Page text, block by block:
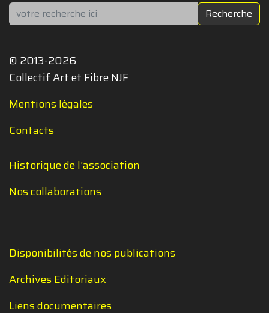
Rechercher Recherche
© 2013-2026
Collectif Art et Fibre NJF
Mentions légales
Contacts
Historique de l'association
Nos collaborations
Disponibilités de nos publications
Archives Editoriaux
Liens documentaires